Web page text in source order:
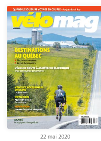
22 mai 2020